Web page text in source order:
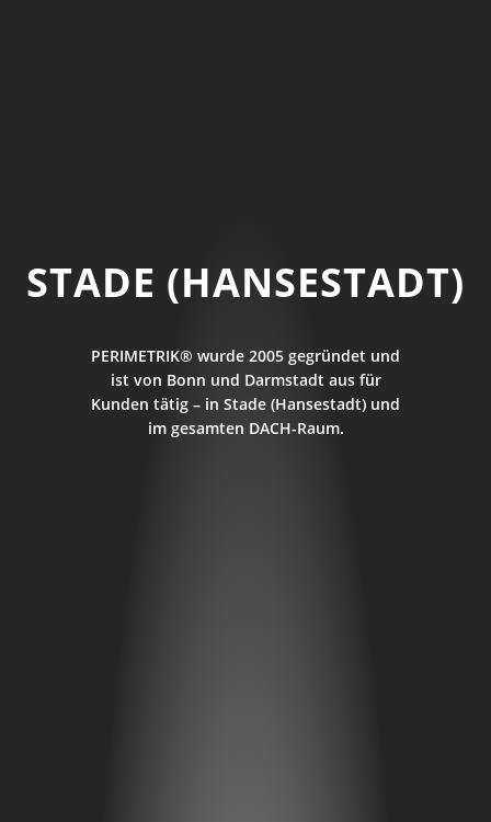
STADE (HANSESTADT)
PERIMETRIK® wurde 2005 gegründet und
ist von Bonn und Darmstadt aus für
Kunden tätig – in Stade (Hansestadt) und
im gesamten DACH-Raum.